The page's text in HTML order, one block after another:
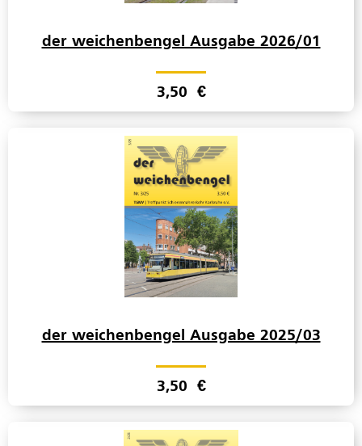
der weichenbengel Ausgabe 2026/01
3,50 €
der weichenbengel Ausgabe 2025/03
3,50 €